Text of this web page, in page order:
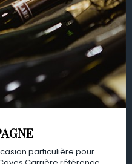
particulière pour